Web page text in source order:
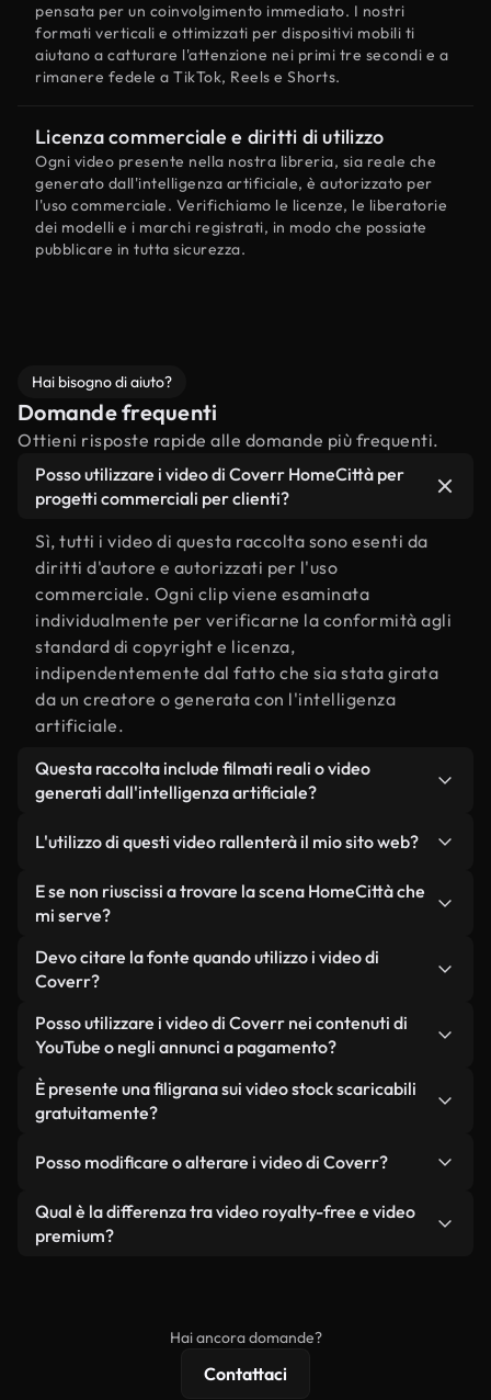
pensata per un coinvolgimento immediato. I nostri
formati verticali e ottimizzati per dispositivi mobili ti
aiutano a catturare l'attenzione nei primi tre secondi e a
rimanere fedele a TikTok, Reels e Shorts.
Licenza commerciale e diritti di utilizzo
Ogni video presente nella nostra libreria, sia reale che
generato dall'intelligenza artificiale, è autorizzato per
l'uso commerciale. Verifichiamo le licenze, le liberatorie
dei modelli e i marchi registrati, in modo che possiate
pubblicare in tutta sicurezza.
Hai bisogno di aiuto?
Domande frequenti
Ottieni risposte rapide alle domande più frequenti.
Posso utilizzare i video di Coverr HomeCittà per
progetti commerciali per clienti?
Sì, tutti i video di questa raccolta sono esenti da
diritti d'autore e autorizzati per l'uso
commerciale. Ogni clip viene esaminata
individualmente per verificarne la conformità agli
standard di copyright e licenza,
indipendentemente dal fatto che sia stata girata
da un creatore o generata con l'intelligenza
artificiale.
Questa raccolta include filmati reali o video
generati dall'intelligenza artificiale?
da filmati reali, girati da persone, relativi a
HomeCittà, e da video generati dall'intelligenza
artificiale. Ogni video è chiaramente etichettato,
L'utilizzo di questi video rallenterà il mio sito web?
Non se scegli le nostre versioni ottimizzate.
Offriamo formati leggeri e pronti per il web,
mantengono alta la qualità, riducono al minimo i
tempi di caricamento e migliorano parametri
come LCP.
E se non riuscissi a trovare la scena HomeCittà che
mi serve?
Puoi crearne uno all'istante utilizzando Coverr AI
Studio. Ti basta descrivere la scena, ad esempio
pochi secondi un video personalizzato in
conformità con i nostri standard di licenza.
Devo citare la fonte quando utilizzo i video di
Coverr?
Non è richiesto alcun riconoscimento dell'autore.
Tutti i video presenti nella nostra libreria sono
senza citare il creatore, sebbene sia sempre
gradito.
Posso utilizzare i video di Coverr nei contenuti di
YouTube o negli annunci a pagamento?
Sì. Tutti i filmati di Coverr possono essere utilizzati
in video monetizzati su YouTube, promozioni sui
condizione che non si rivendano o ridistribuiscano
È presente una filigrana sui video stock scaricabili
gratuitamente?
reali o generati dall'intelligenza artificiale, include
filigrane. Avrai a disposizione filmati puliti e pronti
all'uso.
Posso modificare o alterare i video di Coverr?
Sì. Siete liberi di tagliare, ritagliare o remixare i
nostri video. Assicuratevi solo che il prodotto
Qual è la differenza tra video royalty-free e video
premium?
Hai ancora domande?
Contattaci